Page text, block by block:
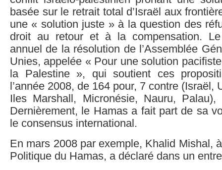
basée sur le retrait total d’Israël aux
une « solution juste » à la question des
droit au retour et à la compensation.
annuel de la résolution de l’Assemblée
Unies, appelée « Pour une solution
la Palestine », qui soutient ces
l’année 2008, de 164 pour, 7 contre (Israël,
Iles Marshall, Micronésie, Nauru,
Dernièrement, le Hamas a fait part de sa
le consensus international.
En mars 2008 par exemple, Khalid Mishal,
Politique du Hamas, a déclaré dans un